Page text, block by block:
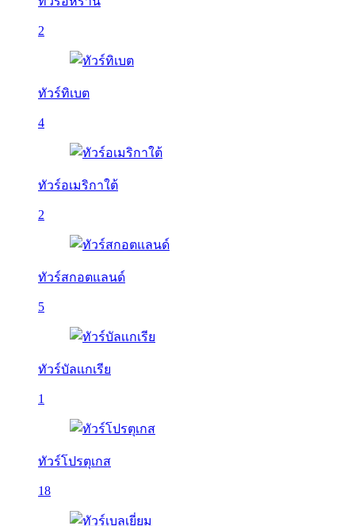
2
ทัวร์ทิเบต
4
ทัวร์อเมริกาใต้
2
ทัวร์สกอตแลนด์
5
ทัวร์บัลเเกเรีย
1
ทัวร์โปรตุเกส
18